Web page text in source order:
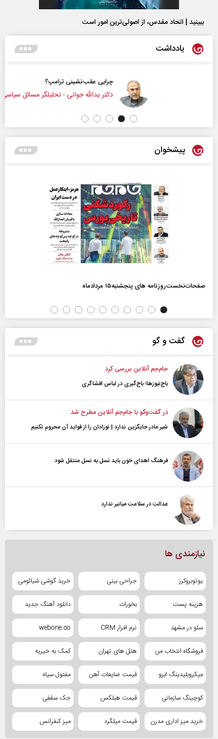
ببینید | اتحاد مقدس، از اصولی‌ترین امور است
یادداشت
چرایی عقب‌نشینی ترامپ؟
دکتر یدالله جوانی - تحلیلگر مسائل سیاسی
پیشخوان
صفحات‌نخست‌روزنامه ها‌ی پنجشنبه‌۱۵ مردادماه
گفت و گو
جام‌جم آنلاین بررسی کرد
باج‌نیوزها؛ باج‌گیری در لباس افشاگری
در گفت‌و‌گو با جام‌جم آنلاین مطرح شد
شیر مادر جایگزین ندارد | نوزادان را از فواید آن محروم نکنیم
فرهنگ اهدای خون باید نسل به نسل منتقل شود
عدالت در سلامت میانبر ندارد
نیازمندی ها
یوتوبروکرز جراحی بینی خرید گوشی شیائومی
هزینه پست بخورات دانلود آهنگ جدید
سئو در مشهد نرم افزار CRM webone.co
فروشگاه انتخاب من هتل های تهران کمک به خیریه
میکروبلیدینگ ابرو قیمت ضایعات آهن مفتول سیاه
کوچینگ سازمانی قیمت هبلکس جک سقفی
خرید میز اداری مدرن قیمت میلگرد میز کنفرانس